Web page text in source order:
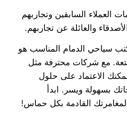
العملاء السابقين وتجاربهم
والعائلة عن تجاربهم.
سياحي الدمام المناسب هو
مع شركات محترفة مثل
الاعتماد على حلول
بسهولة ويسر. ابدأ
لمغامرتك القادمة بكل حماس!